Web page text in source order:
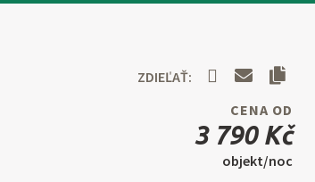
ZDIEĽAŤ:
CENA OD
3 790 Kč
objekt/noc